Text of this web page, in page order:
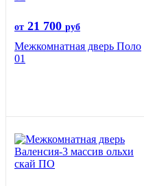
от 21 700 руб
Межкомнатная дверь Поло
01